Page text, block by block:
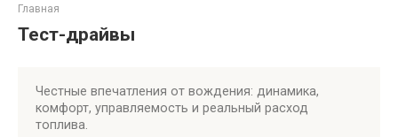
Главная
Тест-драйвы
Честные впечатления от вождения: динамика,
комфорт, управляемость и реальный расход
топлива.